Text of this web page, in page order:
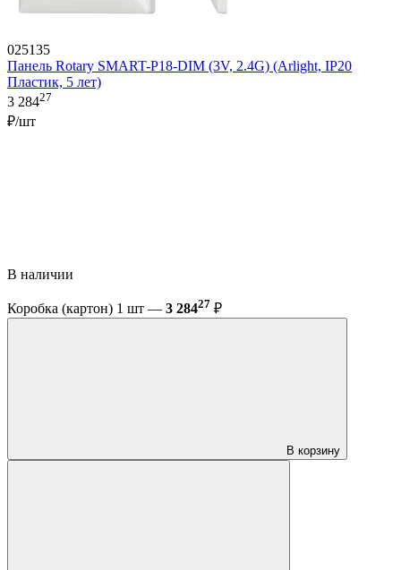
025135
Панель Rotary SMART-P18-DIM (3V, 2.4G) (Arlight, IP20
Пластик, 5 лет)
3 28427
₽/шт
В наличии
Коробка (картон) 1 шт — 3 28427 ₽
В корзину